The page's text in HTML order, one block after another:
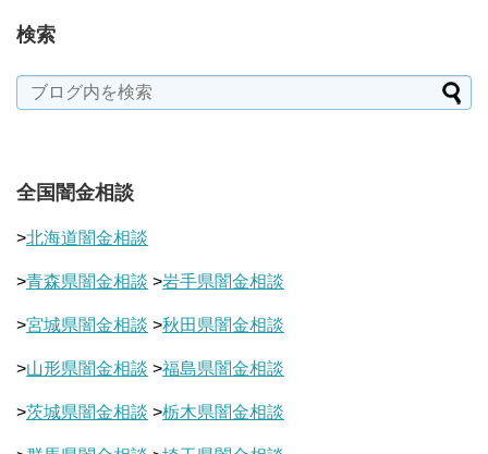
検索
全国闇金相談
>北海道闇金相談
>青森県闇金相談 >岩手県闇金相談
>宮城県闇金相談 >秋田県闇金相談
>山形県闇金相談 >福島県闇金相談
>茨城県闇金相談 >栃木県闇金相談